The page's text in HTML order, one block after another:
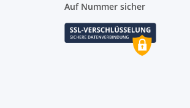
Auf Nummer sicher